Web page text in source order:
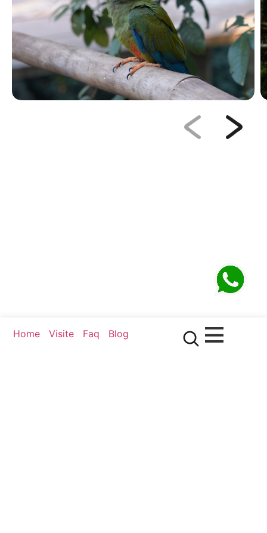
Home Visite Faq Blog
apresentam as espécies que você pode encontrar no
Viveiro Cecropia, os bastidores da construção deste
espaço icônico e curiosidades sobre a vida desses